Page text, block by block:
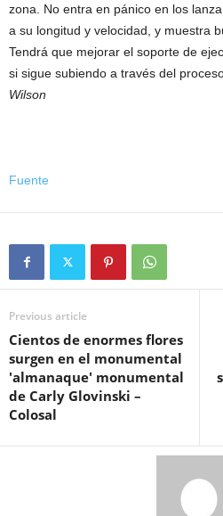
zona. No entra en pánico en los
a su longitud y velocidad, y muestra
Tendrá que mejorar el soporte de
si sigue subiendo a través del
Wilson
Fuente
Previous article
Cientos de enormes flores
surgen en el monumental
'almanaque' monumental
de Carly Glovinski –
Colosal